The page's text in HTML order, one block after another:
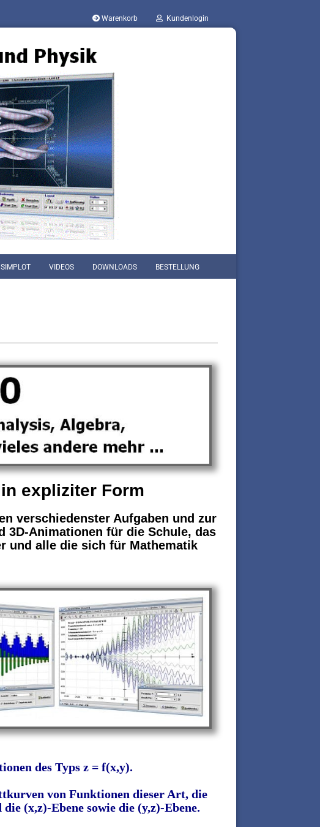
Warenkorb Kundenlogin
SIMPLOT VIDEOS DOWNLOADS BESTELLUNG
expliziter Form
verschiedenster Aufgaben und zur
3D-Animationen für die Schule, das
und alle die sich für Mathematik
des Typs z = f(x,y).
von Funktionen dieser Art, die
(x,z)-Ebene sowie die (y,z)-Ebene.